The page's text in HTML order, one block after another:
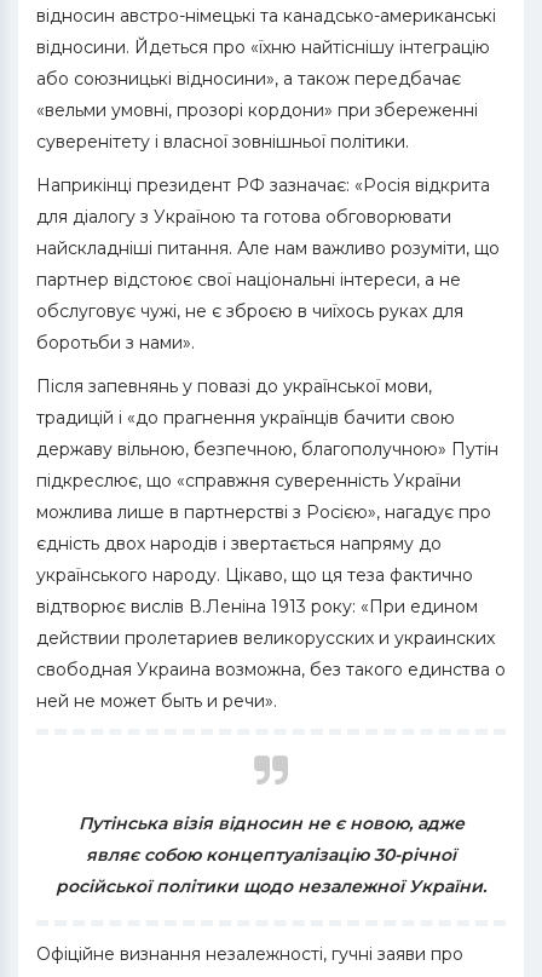
відносин австро-німецькі та канадсько-американські
відносини. Йдеться про «їхню найтіснішу інтеграцію
або союзницькі відносини», а також передбачає
«вельми умовні, прозорі кордони» при збереженні
суверенітету і власної зовнішньої політики.
Наприкінці президент РФ зазначає: «Росія відкрита
для діалогу з Україною та готова обговорювати
найскладніші питання. Але нам важливо розуміти, що
партнер відстоює свої національні інтереси, а не
обслуговує чужі, не є зброєю в чиїхось руках для
боротьби з нами».
Після запевнянь у повазі до української мови,
традицій і «до прагнення українців бачити свою
державу вільною, безпечною, благополучною» Путін
підкреслює, що «справжня суверенність України
можлива лише в партнерстві з Росією», нагадує про
єдність двох народів і звертається напряму до
українського народу. Цікаво, що ця теза фактично
відтворює вислів В.Леніна 1913 року: «При едином
действии пролетариев великорусских и украинских
свободная Украина возможна, без такого единства о
ней не может быть и речи».
Путінська візія відносин не є новою, адже
являє собою концептуалізацію 30-річної
російської політики щодо незалежної України.
Офіційне визнання незалежності, гучні заяви про